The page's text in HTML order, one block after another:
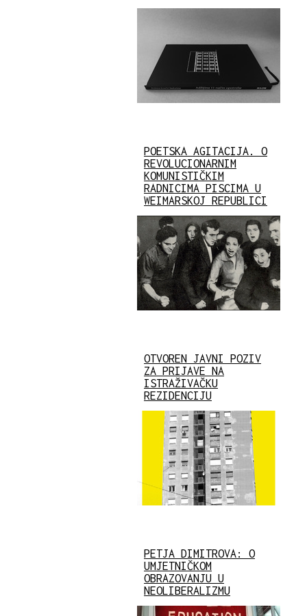
POETSKA AGITACIJA. O
REVOLUCIONARNIM
KOMUNISTIČKIM
RADNICIMA PISCIMA U
WEIMARSKOJ REPUBLICI
OTVOREN JAVNI POZIV
ZA PRIJAVE NA
ISTRAŽIVAČKU
REZIDENCIJU
PETJA DIMITROVA: O
UMJETNIČKOM
OBRAZOVANJU U
NEOLIBERALIZMU